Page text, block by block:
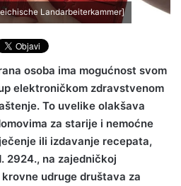
Landarbeiterkammer]
osoba ima mogućnost svom
elektroničkom zdravstvenom
To uvelike olakšava
za starije i nemoćne
ili izdavanje recepata,
2924., na zajedničkoj
udruge društava za